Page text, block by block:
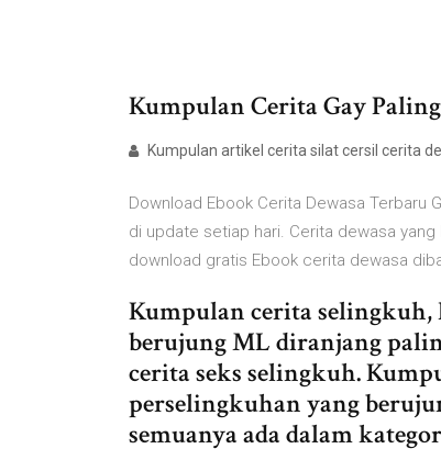
Kumpulan Cerita Gay
Kumpulan artikel cerita silat cersil cerita
Download Ebook Cerita Dewasa Terbaru
di update setiap hari. Cerita dewasa
download gratis Ebook cerita dewasa
Kumpulan cerita selingkuh,
berujung ML diranjang
cerita seks selingkuh.
perselingkuhan yang
semuanya ada dalam